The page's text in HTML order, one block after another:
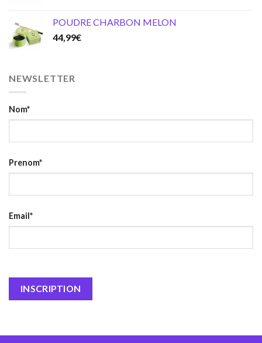
POUDRE CHARBON MELON
44,99€
NEWSLETTER
Nom*
Prenom*
Email*